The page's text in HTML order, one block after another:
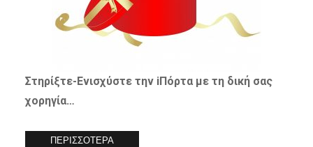
Στηρίξτε-Ενισχύστετην iΠόρτα με τη δική σας
χορηγία…
ΠΕΡΙΣΣΟΤΕΡΑ